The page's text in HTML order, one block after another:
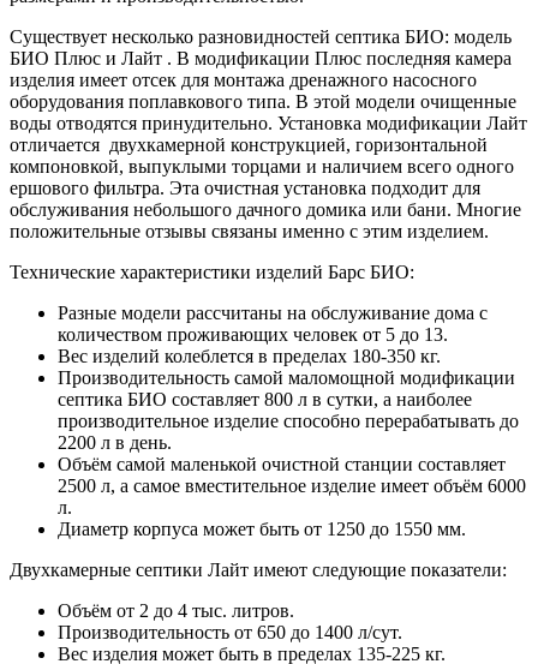
Существует несколько разновидностей септика БИО: модель
БИО Плюс и Лайт . В модификации Плюс последняя камера
изделия имеет отсек для монтажа дренажного насосного
оборудования поплавкового типа. В этой модели очищенные
воды отводятся принудительно. Установка модификации Лайт
отличается двухкамерной конструкцией, горизонтальной
компоновкой, выпуклыми торцами и наличием всего одного
ершового фильтра. Эта очистная установка подходит для
обслуживания небольшого дачного домика или бани. Многие
положительные отзывы связаны именно с этим изделием.
Технические характеристики изделий Барс БИО:
Разные модели рассчитаны на обслуживание дома с
количеством проживающих человек от 5 до 13.
Вес изделий колеблется в пределах 180-350 кг.
Производительность самой маломощной модификации
септика БИО составляет 800 л в сутки, а наиболее
производительное изделие способно перерабатывать до
2200 л в день.
Объём самой маленькой очистной станции составляет
2500 л, а самое вместительное изделие имеет объём 6000
л.
Диаметр корпуса может быть от 1250 до 1550 мм.
Двухкамерные септики Лайт имеют следующие показатели:
Объём от 2 до 4 тыс. литров.
Производительность от 650 до 1400 л/сут.
Вес изделия может быть в пределах 135-225 кг.